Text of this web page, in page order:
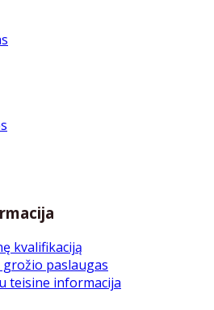
kvalifikaciją
paslaugas
teisine informacija